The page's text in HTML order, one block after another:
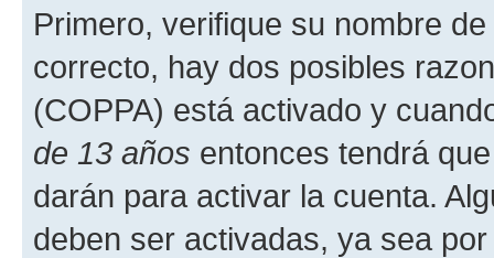
Primero, verifique su nombre
correcto, hay dos posibles
(COPPA) está activado y
de 13 años entonces tendrá
darán para activar la cuenta.
deben ser activadas, ya sea